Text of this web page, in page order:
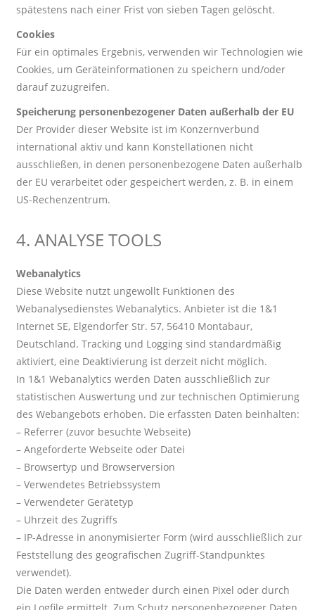
spätestens nach einer Frist von sieben Tagen gelöscht.
Cookies
Für ein optimales Ergebnis, verwenden wir Technologien wie
Cookies, um Geräteinformationen zu speichern und/oder
darauf zuzugreifen.
Speicherung personenbezogener Daten außerhalb der EU
Der Provider dieser Website ist im Konzernverbund
international aktiv und kann Konstellationen nicht
ausschließen, in denen personenbezogene Daten außerhalb
der EU verarbeitet oder gespeichert werden, z. B. in einem
US-Rechenzentrum.
4. ANALYSE TOOLS
Webanalytics
Diese Website nutzt ungewollt Funktionen des
Webanalysedienstes Webanalytics. Anbieter ist die 1&1
Internet SE, Elgendorfer Str. 57, 56410 Montabaur,
Deutschland. Tracking und Logging sind standardmäßig
aktiviert, eine Deaktivierung ist derzeit nicht möglich.
In 1&1 Webanalytics werden Daten ausschließlich zur
statistischen Auswertung und zur technischen Optimierung
des Webangebots erhoben. Die erfassten Daten beinhalten:
– Referrer (zuvor besuchte Webseite)
– Angeforderte Webseite oder Datei
– Browsertyp und Browserversion
– Verwendetes Betriebssystem
– Verwendeter Gerätetyp
– Uhrzeit des Zugriffs
– IP-Adresse in anonymisierter Form (wird ausschließlich zur
Feststellung des geografischen Zugriff-Standpunktes
verwendet).
Die Daten werden entweder durch einen Pixel oder durch